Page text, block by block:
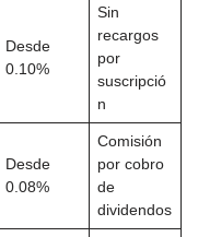
Desde
0.10%
Sin
recargos
por
suscripció
n
Desde
0.08%
Comisión
por cobro
de
dividendos